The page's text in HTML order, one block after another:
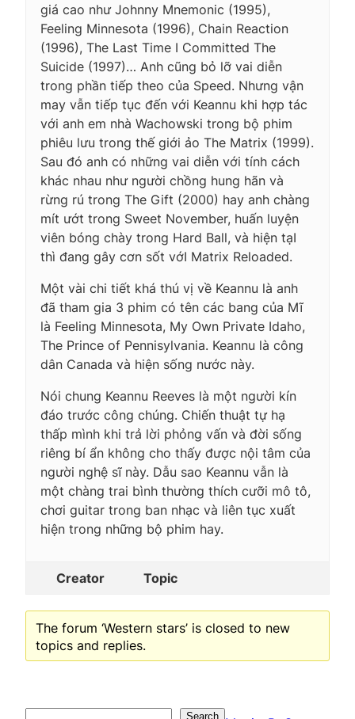
giá cao như Johnny Mnemonic (1995),
Feeling Minnesota (1996), Chain Reaction
(1996), The Last Time I Committed The
Suicide (1997)… Anh cũng bỏ lỡ vai diễn
trong phần tiếp theo của Speed. Nhưng vận
may vẫn tiếp tục đến với Keannu khi hợp tác
với anh em nhà Wachowski trong bộ phim
phiêu lưu trong thế giới ảo The Matrix (1999).
Sau đó anh có những vai diễn với tính cách
khác nhau như người chồng hung hãn và
rừng rú trong The Gift (2000) hay anh chàng
mít ướt trong Sweet November, huấn luyện
viên bóng chày trong Hard Ball, và hiện tạI
thì đang gây cơn sốt vớI Matrix Reloaded.
Một vài chi tiết khá thú vị về Keannu là anh
đã tham gia 3 phim có tên các bang của Mĩ
là Feeling Minnesota, My Own Private Idaho,
The Prince of Pennisylvania. Keannu là công
dân Canada và hiện sống nước này.
Nói chung Keannu Reeves là một người kín
đáo trước công chúng. Chiến thuật tự hạ
thấp mình khi trả lời phỏng vấn và đời sống
riêng bí ẩn không cho thấy được nội tâm của
người nghệ sĩ này. Dẫu sao Keannu vẫn là
một chàng trai bình thường thích cưỡi mô tô,
chơi guitar trong ban nhạc và liên tục xuất
hiện trong những bộ phim hay.
Creator Topic
The forum ‘Western stars’ is closed to new
topics and replies.
Search